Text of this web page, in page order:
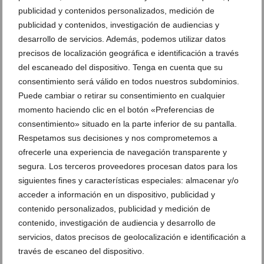
publicidad y contenidos personalizados, medición de
publicidad y contenidos, investigación de audiencias y
desarrollo de servicios. Además, podemos utilizar datos
precisos de localización geográfica e identificación a través
del escaneado del dispositivo. Tenga en cuenta que su
consentimiento será válido en todos nuestros subdominios.
Puede cambiar o retirar su consentimiento en cualquier
momento haciendo clic en el botón «Preferencias de
consentimiento» situado en la parte inferior de su pantalla.
Respetamos sus decisiones y nos comprometemos a
ofrecerle una experiencia de navegación transparente y
segura. Los terceros proveedores procesan datos para los
siguientes fines y características especiales: almacenar y/o
acceder a información en un dispositivo, publicidad y
contenido personalizados, publicidad y medición de
contenido, investigación de audiencia y desarrollo de
servicios, datos precisos de geolocalización e identificación a
través de escaneo del dispositivo.
con Autoescuela Guillem